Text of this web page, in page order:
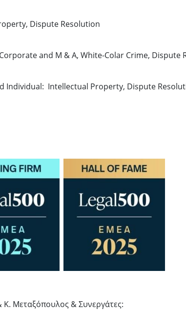
Dispute Resolution
and M & A, White-Colar Crime, Dispute
Individual: Intellectual Property, Dispute
Κ. Μεταξόπουλος & Συνεργάτες: